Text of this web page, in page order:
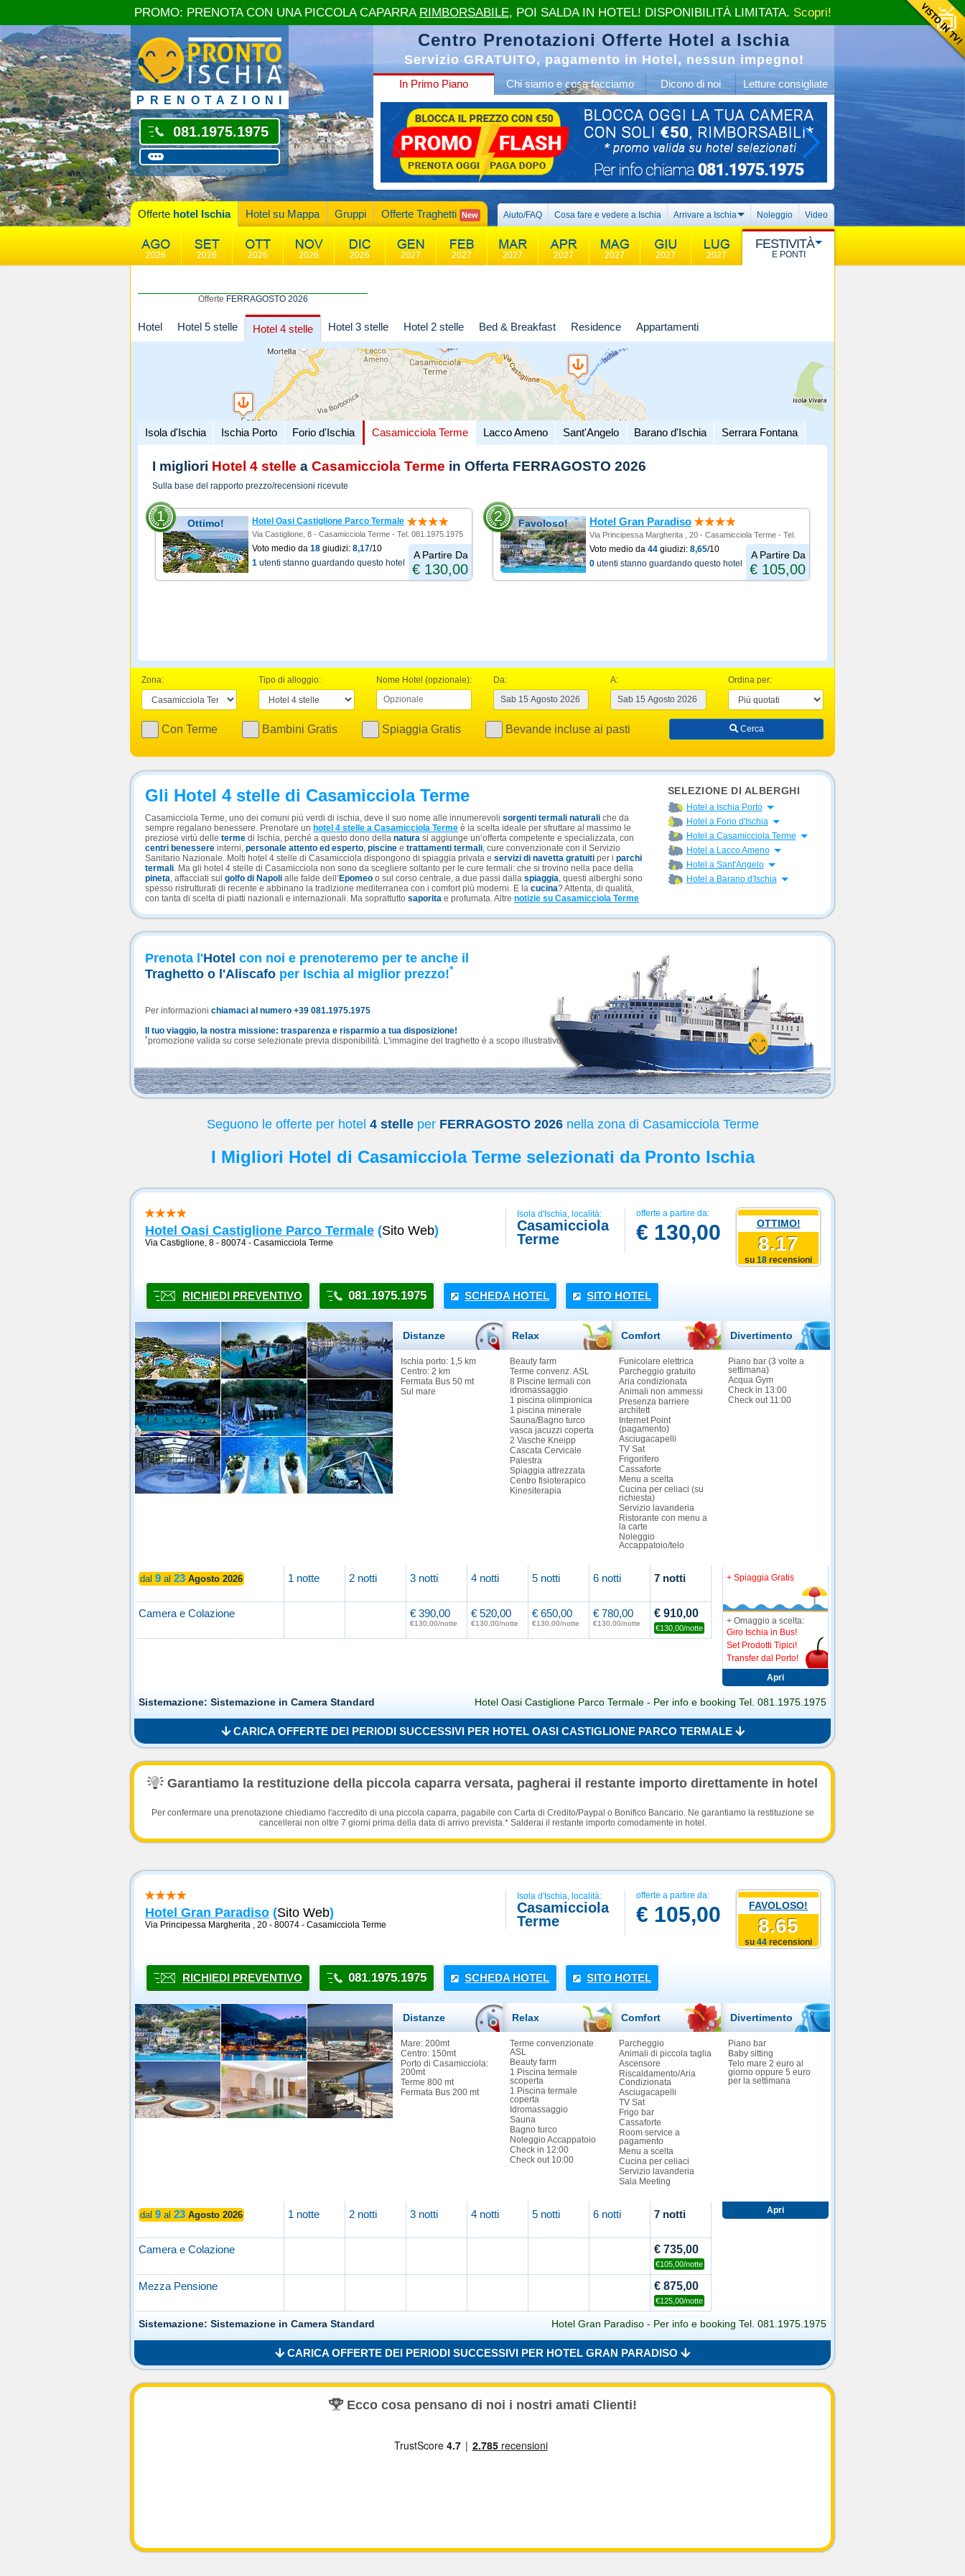
PRENOTAZIONI
081.1975.1975
Centro Prenotazioni Offerte Hotel a Ischia
Servizio GRATUITO, pagamento in Hotel, nessun impegno!
In Primo Piano Chi siamo e cosa facciamo Dicono di noi Letture consigliate
Offerte hotel Ischia Hotel su Mappa Gruppi Offerte Traghetti New Aiuto/FAQ Cosa fare e vedere a Ischia Arrivare a Ischia Noleggio Video
2026 2026 2026 2026 2026 2027 2027 2027 2027 2027 2027 2027
FESTIVITÀ
E PONTI
Offerte FERRAGOSTO 2026
Hotel Hotel 5 stelle Hotel 4 stelle Hotel 3 stelle Hotel 2 stelle Bed & Breakfast Residence Appartamenti
Isola d'Ischia Ischia Porto Forio d'Ischia Casamicciola Terme Lacco Ameno Sant'Angelo Barano d'Ischia Serrara Fontana
I migliori Hotel 4 stelle a Casamicciola Terme in Offerta FERRAGOSTO 2026
Sulla base del rapporto prezzo/recensioni ricevute
Ottimo!
1 Hotel Oasi Castiglione Parco Termale
Via Castiglione, 8 - Casamicciola Terme - Tel. 081.1975.1975
Voto medio da 18 giudizi: 8,17/10
1 utenti stanno guardando questo hotel
A Partire Da
€ 130,00
Favoloso!
2 Hotel Gran Paradiso
Via Principessa Margherita , 20 - Casamicciola Terme - Tel.
081.1975.1975
Voto medio da 44 giudizi: 8,65/10
0 utenti stanno guardando questo hotel
A Partire Da
€ 105,00
Zona: Tipo di alloggio: Nome Hotel (opzionale): Da: A: Ordina per:
Con Terme Bambini Gratis Spiaggia Gratis Bevande incluse ai pasti Cerca
Gli Hotel 4 stelle di Casamicciola Terme
Casamicciola Terme, uno dei comuni più verdi di ischia, deve il suo nome alle innumerevoli sorgenti termali naturali che da
sempre regalano benessere. Prenotare un hotel 4 stelle a Casamicciola Terme è la scelta ideale per sfruttare al massimo le
preziose virtù delle terme di Ischia, perché a questo dono della natura si aggiunge un’offerta competente e specializzata, con
centri benessere interni, personale attento ed esperto, piscine e trattamenti termali, cure convenzionate con il Servizio
Sanitario Nazionale. Molti hotel 4 stelle di Casamicciola dispongono di spiaggia privata e servizi di navetta gratuiti per i parchi
termali. Ma gli hotel 4 stelle di Casamicciola non sono da scegliere soltanto per le cure termali: che si trovino nella pace della
pineta, affacciati sul golfo di Napoli alle falde dell’ Epomeo o sul corso centrale, a due passi dalla spiaggia, questi alberghi sono
spesso ristrutturati di recente e abbinano la tradizione mediterranea con i comfort più moderni. E la cucina? Attenta, di qualità,
con tanta di scelta di piatti nazionali e internazionali. Ma soprattutto saporita e profumata. Altre notizie su Casamicciola Terme
SELEZIONE DI ALBERGHI
Hotel a Ischia Porto Apri menu
Hotel a Forio d'Ischia Apri menu
Hotel a Casamicciola Terme Apri menu
Hotel a Lacco Ameno Apri menu
Hotel a Sant'Angelo Apri menu
Hotel a Barano d'Ischia Apri menu
Prenota l'Hotel con noi e prenoteremo per te anche il
Traghetto o l'Aliscafo per Ischia al miglior prezzo!*
Per informazioni chiamaci al numero +39 081.1975.1975
Il tuo viaggio, la nostra missione: trasparenza e risparmio a tua disposizione!
*promozione valida su corse selezionate previa disponibilità. L'immagine del traghetto è a scopo illustrativo.
Seguono le offerte per hotel 4 stelleper FERRAGOSTO 2026nella zona di Casamicciola Terme
I Migliori Hotel di Casamicciola Terme selezionati da Pronto Ischia
OTTIMO!
8.17
su 18 recensioni
Hotel Oasi Castiglione Parco Termale (Sito Web)
Via Castiglione, 8 - 80074 - Casamicciola Terme
offerte a partire da:
€ 130,00
Isola d'Ischia, località:
Casamicciola
Terme
RICHIEDI PREVENTIVO 081.1975.1975 SCHEDA HOTEL SITO HOTEL
Distanze
Ischia porto: 1,5 km
Centro: 2 km
Fermata Bus 50 mt
Sul mare
Relax
Beauty farm
Terme convenz. ASL
8 Piscine termali con
idromassaggio
1 piscina olimpionica
1 piscina minerale
Sauna/Bagno turco
vasca jacuzzi coperta
2 Vasche Kneipp
Cascata Cervicale
Palestra
Spiaggia attrezzata
Centro fisioterapico
Kinesiterapia
Comfort
Funicolare elettrica
Parcheggio gratuito
Aria condizionata
Animali non ammessi
Presenza barriere
architett
Internet Point
(pagamento)
Asciugacapelli
TV Sat
Frigorifero
Cassaforte
Menu a scelta
Cucina per celiaci (su
richiesta)
Servizio lavanderia
Ristorante con menu a
la carte
Noleggio
Accappatoio/telo
Divertimento
Piano bar (3 volte a
settimana)
Acqua Gym
Check in 13:00
Check out 11:00
dal 9 al 23 Agosto 2026 1 notte 2 notti 3 notti 4 notti 5 notti 6 notti 7 notti
Camera e Colazione € 390,00
€130,00/notte
€ 520,00
€130,00/notte
€ 650,00
€130,00/notte
€ 780,00
€130,00/notte
€ 910,00
€130,00/notte
+ Spiaggia Gratis
+ Omaggio a scelta:
Giro Ischia in Bus!
Set Prodotti Tipici!
Transfer dal Porto!
Sistemazione: Sistemazione in Camera Standard Hotel Oasi Castiglione Parco Termale - Per info e booking Tel. 081.1975.1975
Caricamento in corso...
CARICA OFFERTE DEI PERIODI SUCCESSIVI PER HOTEL OASI CASTIGLIONE PARCO TERMALE
Garantiamo la restituzione della piccola caparra versata, pagherai il restante importo direttamente in hotel
Per confermare una prenotazione chiediamo l'accredito di una piccola caparra, pagabile con Carta di Credito/Paypal o Bonifico Bancario. Ne garantiamo la restituzione se
cancellerai non oltre 7 giorni prima della data di arrivo prevista.* Salderai il restante importo comodamente in hotel.
FAVOLOSO!
8.65
su 44 recensioni
Hotel Gran Paradiso (Sito Web)
Via Principessa Margherita , 20 - 80074 - Casamicciola Terme
offerte a partire da:
€ 105,00
Isola d'Ischia, località:
Casamicciola
Terme
RICHIEDI PREVENTIVO 081.1975.1975 SCHEDA HOTEL SITO HOTEL
Distanze
Mare: 200mt
Centro: 150mt
Porto di Casamicciola:
200mt
Terme 800 mt
Fermata Bus 200 mt
Relax
Terme convenzionate
ASL
Beauty farm
1 Piscina termale
scoperta
1 Piscina termale
coperta
Idromassaggio
Sauna
Bagno turco
Noleggio Accappatoio
Check in 12:00
Check out 10:00
Comfort
Parcheggio
Animali di piccola taglia
Ascensore
Riscaldamento/Aria
Condizionata
Asciugacapelli
TV Sat
Frigo bar
Cassaforte
Room service a
pagamento
Menu a scelta
Cucina per celiaci
Servizio lavanderia
Sala Meeting
Divertimento
Piano bar
Baby sitting
Telo mare 2 euro al
giorno oppure 5 euro
per la settimana
dal 9 al 23 Agosto 2026 1 notte 2 notti 3 notti 4 notti 5 notti 6 notti 7 notti
Camera e Colazione € 735,00
€105,00/notte
Mezza Pensione € 875,00
€125,00/notte
Sistemazione: Sistemazione in Camera Standard Hotel Gran Paradiso - Per info e booking Tel. 081.1975.1975
Caricamento in corso...
CARICA OFFERTE DEI PERIODI SUCCESSIVI PER HOTEL GRAN PARADISO
Ecco cosa pensano di noi i nostri amati Clienti!
PROMO: PRENOTA CON UNA PICCOLA CAPARRA RIMBORSABILE, POI SALDA IN HOTEL! DISPONIBILITÀ LIMITATA. Scopri!